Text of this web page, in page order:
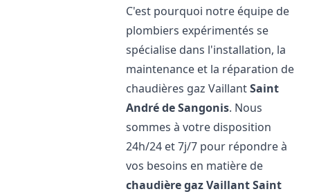
C'est pourquoi notre équipe de
plombiers expérimentés se
spécialise dans l'installation, la
maintenance et la réparation de
chaudières gaz VaillantSaint
André de Sangonis. Nous
sommes à votre disposition
24h/24 et 7j/7 pour répondre à
vos besoins en matière de
chaudière gaz VaillantSaint